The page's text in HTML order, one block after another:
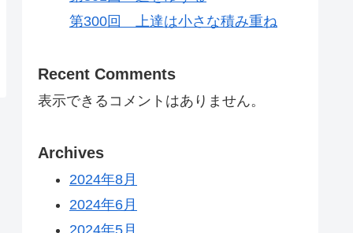
第300回 上達は小さな積み重ね
Recent Comments
表示できるコメントはありません。
Archives
2024年8月
2024年6月
2024年5月